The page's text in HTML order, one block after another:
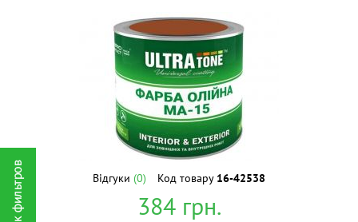
Відгуки (0) Код товару 16-42538
384грн.